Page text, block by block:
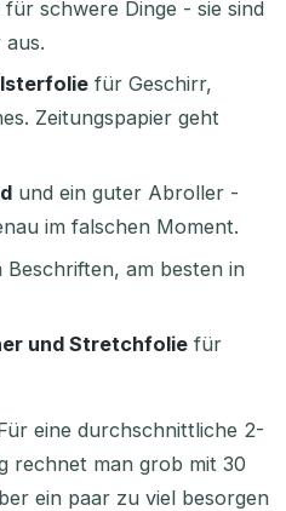
für schwere Dinge - sie sind
für Geschirr,
Zeitungspapier geht
und ein guter Abroller -
im falschen Moment.
Beschriften, am besten in
und Stretchfolie für
eine durchschnittliche 2-
rechnet man grob mit 30
ein paar zu viel besorgen